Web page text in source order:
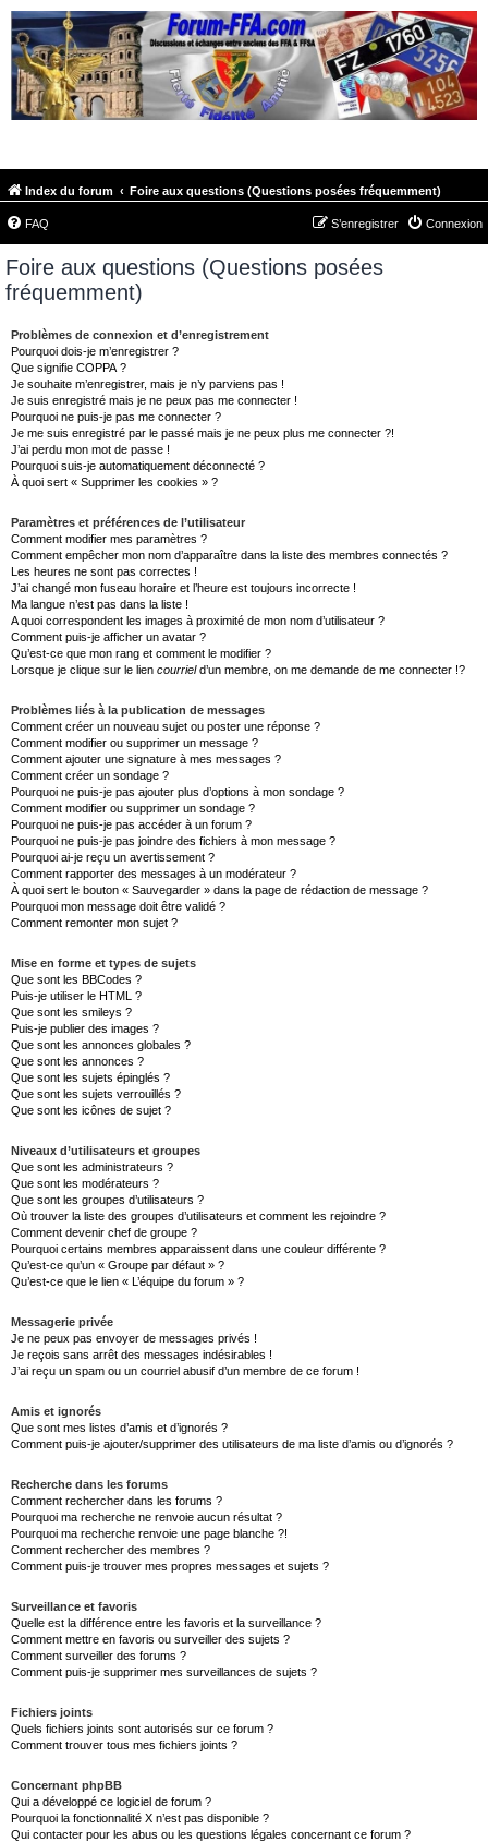
Index du forum Foire aux questions (Questions posées fréquemment)
FAQ Connexion
S’enregistrer
Foire aux questions (Questions posées
fréquemment)
Problèmes de connexion et d’enregistrement
Pourquoi dois-je m’enregistrer ?
Que signifie COPPA ?
Je souhaite m’enregistrer, mais je n’y parviens pas !
Je suis enregistré mais je ne peux pas me connecter !
Pourquoi ne puis-je pas me connecter ?
Je me suis enregistré par le passé mais je ne peux plus me connecter ?!
J’ai perdu mon mot de passe !
Pourquoi suis-je automatiquement déconnecté ?
À quoi sert « Supprimer les cookies » ?
Paramètres et préférences de l’utilisateur
Comment modifier mes paramètres ?
Comment empêcher mon nom d’apparaître dans la liste des membres connectés ?
Les heures ne sont pas correctes !
J’ai changé mon fuseau horaire et l’heure est toujours incorrecte !
Ma langue n’est pas dans la liste !
A quoi correspondent les images à proximité de mon nom d’utilisateur ?
Comment puis-je afficher un avatar ?
Qu’est-ce que mon rang et comment le modifier ?
Lorsque je clique sur le lien courrield’un membre, on me demande de me connecter !?
Problèmes liés à la publication de messages
Comment créer un nouveau sujet ou poster une réponse ?
Comment modifier ou supprimer un message ?
Comment ajouter une signature à mes messages ?
Comment créer un sondage ?
Pourquoi ne puis-je pas ajouter plus d’options à mon sondage ?
Comment modifier ou supprimer un sondage ?
Pourquoi ne puis-je pas accéder à un forum ?
Pourquoi ne puis-je pas joindre des fichiers à mon message ?
Pourquoi ai-je reçu un avertissement ?
Comment rapporter des messages à un modérateur ?
À quoi sert le bouton « Sauvegarder » dans la page de rédaction de message ?
Pourquoi mon message doit être validé ?
Comment remonter mon sujet ?
Mise en forme et types de sujets
Que sont les BBCodes ?
Puis-je utiliser le HTML ?
Que sont les smileys ?
Puis-je publier des images ?
Que sont les annonces globales ?
Que sont les annonces ?
Que sont les sujets épinglés ?
Que sont les sujets verrouillés ?
Que sont les icônes de sujet ?
Niveaux d’utilisateurs et groupes
Que sont les administrateurs ?
Que sont les modérateurs ?
Que sont les groupes d’utilisateurs ?
Où trouver la liste des groupes d’utilisateurs et comment les rejoindre ?
Comment devenir chef de groupe ?
Pourquoi certains membres apparaissent dans une couleur différente ?
Qu’est-ce qu’un « Groupe par défaut » ?
Qu’est-ce que le lien « L’équipe du forum » ?
Messagerie privée
Je ne peux pas envoyer de messages privés !
Je reçois sans arrêt des messages indésirables !
J’ai reçu un spam ou un courriel abusif d’un membre de ce forum !
Amis et ignorés
Que sont mes listes d’amis et d’ignorés ?
Comment puis-je ajouter/supprimer des utilisateurs de ma liste d’amis ou d’ignorés ?
Recherche dans les forums
Comment rechercher dans les forums ?
Pourquoi ma recherche ne renvoie aucun résultat ?
Pourquoi ma recherche renvoie une page blanche ?!
Comment rechercher des membres ?
Comment puis-je trouver mes propres messages et sujets ?
Surveillance et favoris
Quelle est la différence entre les favoris et la surveillance ?
Comment mettre en favoris ou surveiller des sujets ?
Comment surveiller des forums ?
Comment puis-je supprimer mes surveillances de sujets ?
Fichiers joints
Quels fichiers joints sont autorisés sur ce forum ?
Comment trouver tous mes fichiers joints ?
Concernant phpBB
Qui a développé ce logiciel de forum ?
Pourquoi la fonctionnalité X n’est pas disponible ?
Qui contacter pour les abus ou les questions légales concernant ce forum ?